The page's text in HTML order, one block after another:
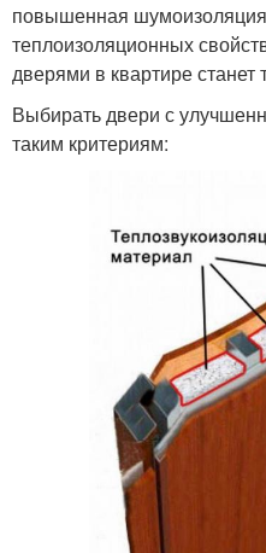
повышенная
теплоизоляционных
дверями в квартире станет
Выбирать двери с
таким критериям: